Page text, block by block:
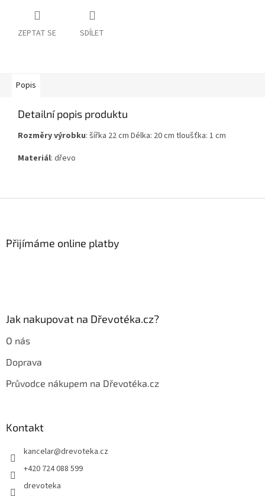
ZEPTAT SE SDÍLET
Popis
Detailní popis produktu
Rozměry výrobku: šířka 22 cm Délka: 20 cm tloušťka: 1 cm
Materiál: dřevo
Přijímáme online platby
Jak nakupovat na Dřevotéka.cz?
O nás
Doprava
Průvodce nákupem na Dřevotéka.cz
Kontakt
kancelar@drevoteka.cz
+420 724 088 599
drevoteka